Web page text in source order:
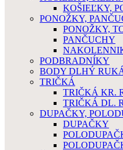
KOŠIEĽKY,
PONOŽKY,
PONOŽKY,
PANČUCHY
PODBRADNÍKY
BODY DLHÝ
TRIČKÁ
TRIČKÁ KR.
TRIČKÁ DL.
DUPAČKY,
DUPAČKY